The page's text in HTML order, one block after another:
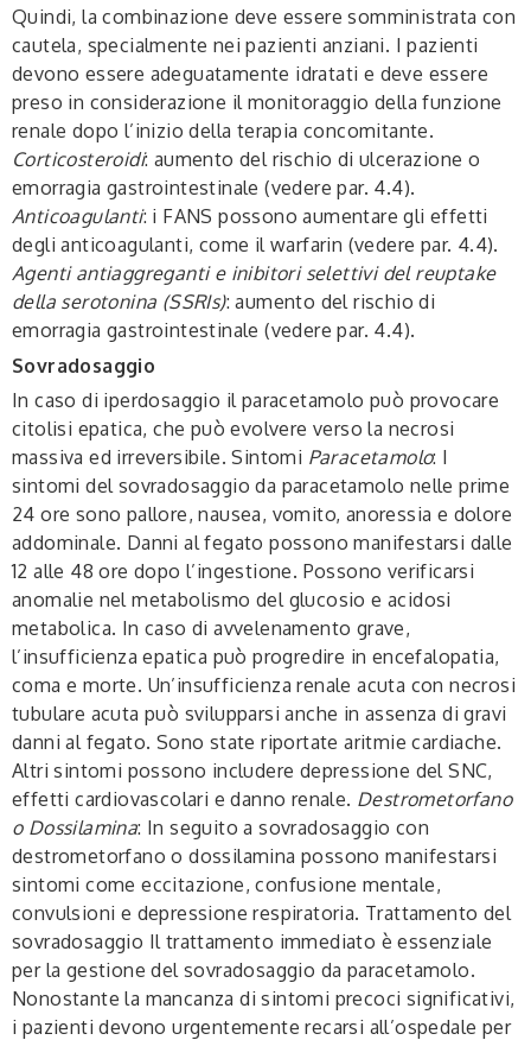
Quindi, la combinazione deve essere somministrata con
cautela, specialmente nei pazienti anziani. I pazienti
devono essere adeguatamente idratati e deve essere
preso in considerazione il monitoraggio della funzione
renale dopo l’inizio della terapia concomitante.
Corticosteroidi: aumento del rischio di ulcerazione o
emorragia gastrointestinale (vedere par. 4.4).
Anticoagulanti: i FANS possono aumentare gli effetti
degli anticoagulanti, come il warfarin (vedere par. 4.4).
Agenti antiaggreganti e inibitori selettivi del reuptake
della serotonina (SSRIs): aumento del rischio di
emorragia gastrointestinale (vedere par. 4.4).
Sovradosaggio
In caso di iperdosaggio il paracetamolo può provocare
citolisi epatica, che può evolvere verso la necrosi
massiva ed irreversibile. Sintomi Paracetamolo: I
sintomi del sovradosaggio da paracetamolo nelle prime
24 ore sono pallore, nausea, vomito, anoressia e dolore
addominale. Danni al fegato possono manifestarsi dalle
12 alle 48 ore dopo l’ingestione. Possono verificarsi
anomalie nel metabolismo del glucosio e acidosi
metabolica. In caso di avvelenamento grave,
l’insufficienza epatica può progredire in encefalopatia,
coma e morte. Un’insufficienza renale acuta con necrosi
tubulare acuta può svilupparsi anche in assenza di gravi
danni al fegato. Sono state riportate aritmie cardiache.
Altri sintomi possono includere depressione del SNC,
effetti cardiovascolari e danno renale. Destrometorfano
o Dossilamina: In seguito a sovradosaggio con
destrometorfano o dossilamina possono manifestarsi
sintomi come eccitazione, confusione mentale,
convulsioni e depressione respiratoria. Trattamento del
sovradosaggio Il trattamento immediato è essenziale
per la gestione del sovradosaggio da paracetamolo.
Nonostante la mancanza di sintomi precoci significativi,
i pazienti devono urgentemente recarsi all’ospedale per